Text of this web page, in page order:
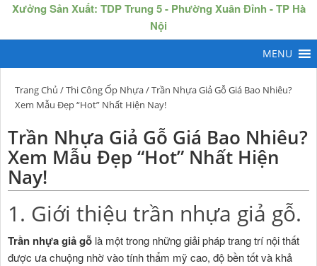
Xưởng Sản Xuất: TDP Trung 5 - Phường Xuân Đỉnh - TP Hà
Nội
Trang Chủ /Thi Công Ốp Nhựa/ Trần Nhựa Giả Gỗ Giá Bao Nhiêu?
Xem Mẫu Đẹp “Hot” Nhất Hiện Nay!
Trần Nhựa Giả Gỗ Giá Bao Nhiêu?
Xem Mẫu Đẹp “Hot” Nhất Hiện
Nay!
1. Giới thiệu trần nhựa giả gỗ.
Trần nhựa giả gỗ là một trong những giải pháp trang trí nội thất
được ưa chuộng nhờ vào tính thẩm mỹ cao, độ bền tốt và khả